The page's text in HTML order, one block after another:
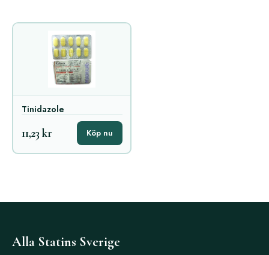
Tinidazole
11,23 kr Köp nu
Alla Statins Sverige